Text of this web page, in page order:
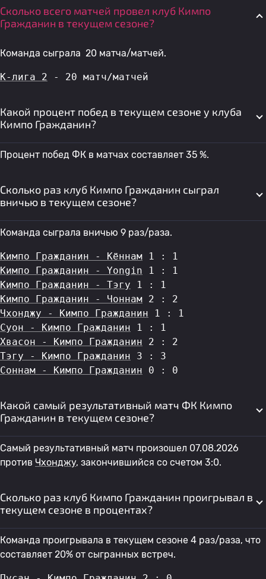
Сколько всего матчей провел клуб Кимпо
Гражданин в текущем сезоне?
Команда сыграла 20 матча/матчей.
К-лига 2 - 20 матч/матчей
Какой процент побед в текущем сезоне у клуба
Кимпо Гражданин?
Процент побед ФК в матчах составляет 35 %.
Сколько раз клуб Кимпо Гражданин сыграл
вничью в текущем сезоне?
Команда сыграла вничью 9 раз/раза.
Кимпо Гражданин - Кённам 1 : 1
Кимпо Гражданин - Yongin 1 : 1
Кимпо Гражданин - Тэгу 1 : 1
Кимпо Гражданин - Чоннам 2 : 2
Чхонджу - Кимпо Гражданин 1 : 1
Суон - Кимпо Гражданин 1 : 1
Хвасон - Кимпо Гражданин 2 : 2
Тэгу - Кимпо Гражданин 3 : 3
Соннам - Кимпо Гражданин 0 : 0
Какой самый результативный матч ФК Кимпо
Гражданин в текущем сезоне?
Самый результативный матч произошел 07.08.2026
против Чхонджу, закончившийся со счетом 3:0.
Сколько раз клуб Кимпо Гражданин проигрывал в
текущем сезоне в процентах?
Команда проигрывала в текущем сезоне 4 раз/раза, что
составляет 20% от сыгранных встреч.